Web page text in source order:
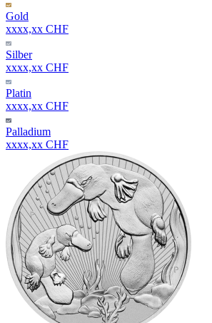
Gold
xxxx,xx CHF
Silber
xxxx,xx CHF
Platin
xxxx,xx CHF
Palladium
xxxx,xx CHF